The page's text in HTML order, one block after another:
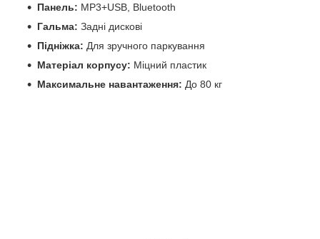
Панель: MP3+USB, Bluetooth
Гальма: Задні дискові
Підніжка: Для зручного паркування
Матеріал корпусу: Міцний пластик
Максимальне навантаження: До 80 кг